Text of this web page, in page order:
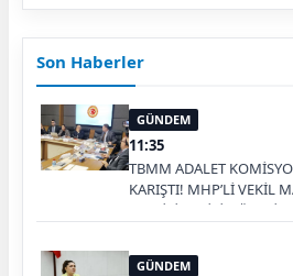
Son Haberler
GÜNDEM
11:35
TBMM ADALET
KARIŞTI! MHP’Lİ VEKİL
PARTİLİ VEKİLİN
GÜNDEM